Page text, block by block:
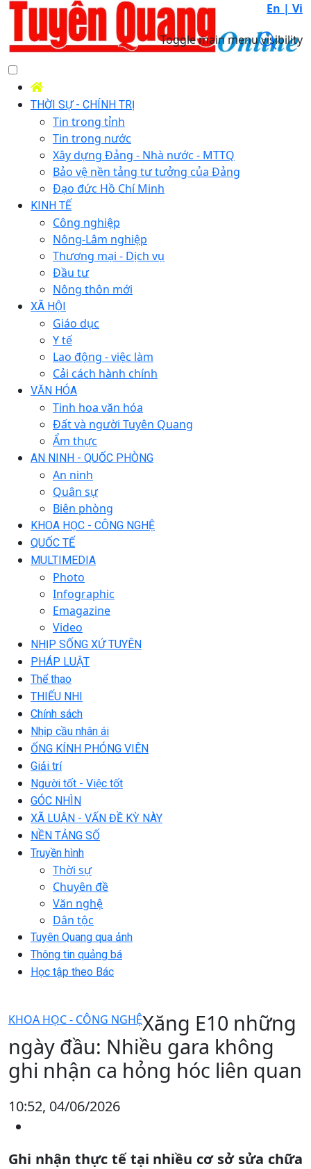
En | Vi
Toggle main menu visibility
THỜI SỰ - CHÍNH TRỊ
Tin trong tỉnh
Tin trong nước
Xây dựng Đảng - Nhà nước - MTTQ
Bảo vệ nền tảng tư tưởng của Đảng
Đạo đức Hồ Chí Minh
KINH TẾ
Công nghiệp
Nông-Lâm nghiệp
Thương mại - Dịch vụ
Đầu tư
Nông thôn mới
XÃ HỘI
Giáo dục
Y tế
Lao động - việc làm
Cải cách hành chính
VĂN HÓA
Tinh hoa văn hóa
Đất và người Tuyên Quang
Ẩm thực
AN NINH - QUỐC PHÒNG
An ninh
Quân sự
Biên phòng
KHOA HỌC - CÔNG NGHỆ
QUỐC TẾ
MULTIMEDIA
Photo
Infographic
Emagazine
Video
NHỊP SỐNG XỨ TUYÊN
PHÁP LUẬT
Thể thao
THIẾU NHI
Chính sách
Nhịp cầu nhân ái
ỐNG KÍNH PHÓNG VIÊN
Giải trí
Người tốt - Việc tốt
GÓC NHÌN
XÃ LUẬN - VẤN ĐỀ KỲ NÀY
NỀN TẢNG SỐ
Truyền hình
Thời sự
Chuyên đề
Văn nghệ
Dân tộc
Tuyên Quang qua ảnh
Thông tin quảng bá
Học tập theo Bác
KHOA HỌC - CÔNG NGHỆXăng E10 những
ngày đầu: Nhiều gara không
ghi nhận ca hỏng hóc liên quan
10:52, 04/06/2026
Ghi nhận thực tế tại nhiều cơ sở sửa chữa